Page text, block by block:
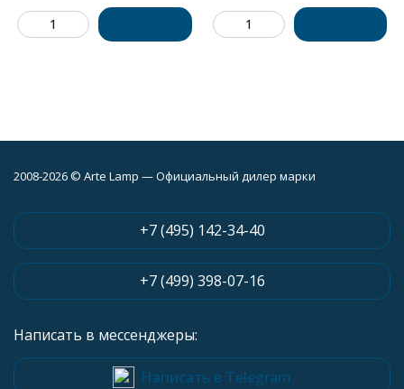
2008-2026 © Arte Lamp — Официальный дилер марки
+7 (495) 142-34-40
+7 (499) 398-07-16
Написать в мессенджеры:
Написать в Telegram